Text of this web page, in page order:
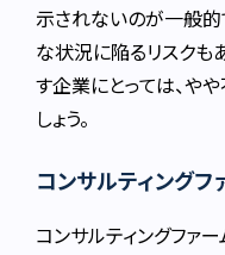
示されないのが一般的
な状況に陥るリスクも
す企業にとっては、や
しょう。
コンサルティングフ
コンサルティングファ